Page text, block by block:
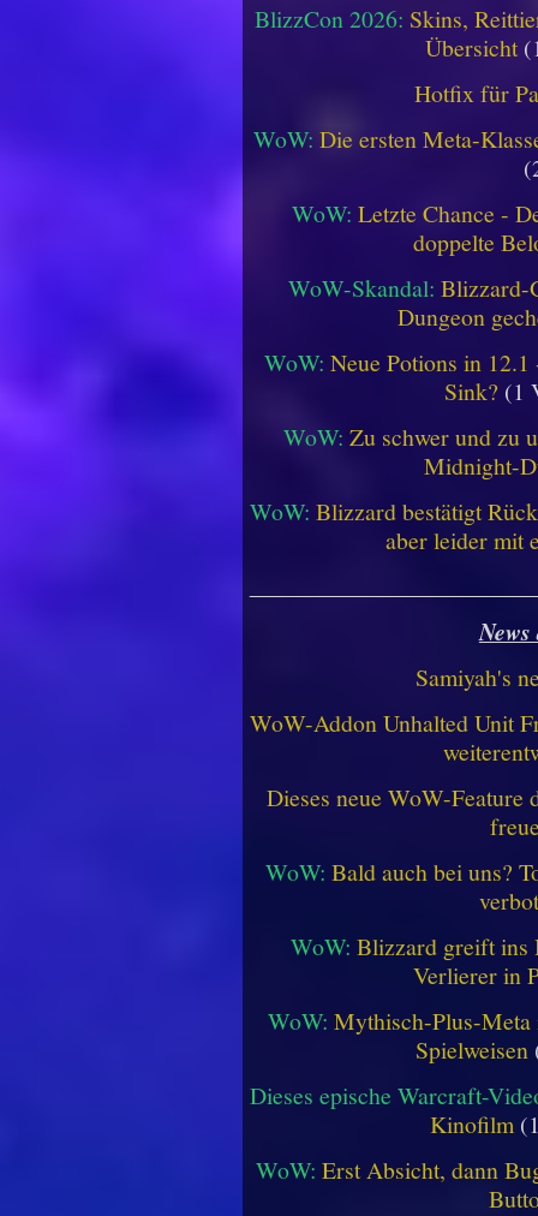
BlizzCon 2026: Skins,
Übersicht
Hotfix für
WoW: Die ersten Meta-
WoW: Letzte Chance -
doppelte
WoW-Skandal: Blizzard-
Dungeon
WoW:Neue Potions in
Sink? (1
WoW: Zu schwer und zu
Midnight-
WoW: Blizzard bestätigt
aber leider mit
Samiyah's
WoW-Addon Unhalted Unit
Dieses neue WoW-
WoW: Bald auch bei uns?
WoW: Blizzard greift ins
Verlierer in
WoW: Mythisch-Plus-Meta
Spielweisen
Dieses epische Warcraft-
Kinofilm
WoW: Erst Absicht, dann